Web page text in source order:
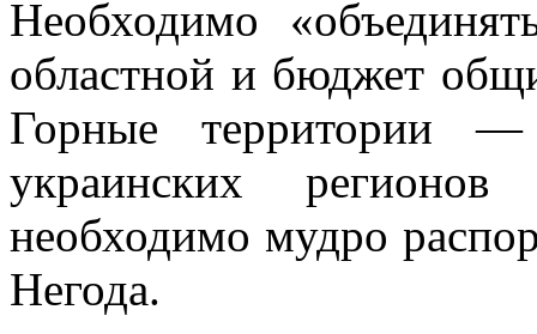
Необходимо
областной и бюджет
Горные территории —
украинских
необходимо мудро
Негода.